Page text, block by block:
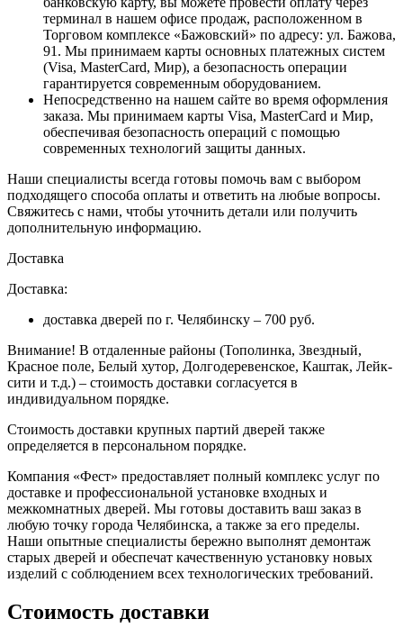
терминал в нашем офисе продаж, расположенном в
Торговом комплексе «Бажовский» по адресу: ул. Бажова,
91. Мы принимаем карты основных платежных систем
(Visa, MasterCard, Мир), а безопасность операции
гарантируется современным оборудованием.
Непосредственно на нашем сайте во время оформления
заказа. Мы принимаем карты Visa, MasterCard и Мир,
обеспечивая безопасность операций с помощью
современных технологий защиты данных.
Наши специалисты всегда готовы помочь вам с выбором
подходящего способа оплаты и ответить на любые вопросы.
Свяжитесь с нами, чтобы уточнить детали или получить
дополнительную информацию.
Доставка
Доставка:
доставка дверей по г. Челябинску – 700 руб.
Внимание! В отдаленные районы (Тополинка, Звездный,
Красное поле, Белый хутор, Долгодеревенское, Каштак, Лейк-
сити и т.д.) – стоимость доставки согласуется в
индивидуальном порядке.
Стоимость доставки крупных партий дверей также
определяется в персональном порядке.
Компания «Фест» предоставляет полный комплекс услуг по
доставке и профессиональной установке входных и
межкомнатных дверей. Мы готовы доставить ваш заказ в
любую точку города Челябинска, а также за его пределы.
Наши опытные специалисты бережно выполнят демонтаж
старых дверей и обеспечат качественную установку новых
изделий с соблюдением всех технологических требований.
Стоимость доставки